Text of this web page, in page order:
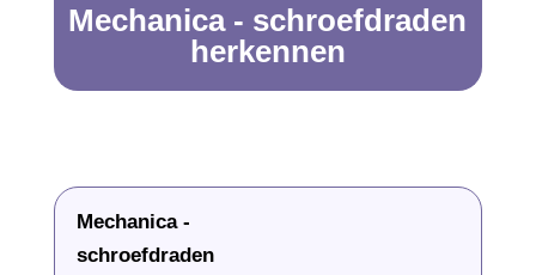
Mechanica - schroefdraden
herkennen
Mechanica -
schroefdraden